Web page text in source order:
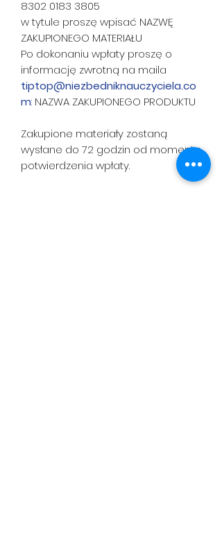
8302 0183 3805
w tytule proszę wpisać NAZWĘ
ZAKUPIONEGO MATERIAŁU
Po dokonaniu wpłaty proszę o
informację zwrotną na maila
tiptop@niezbedniknauczyciela.co
m: NAZWA ZAKUPIONEGO PRODUKTU
Zakupione materiały zostaną
wysłane do 72 godzin od momentu
potwierdzenia wpłaty.